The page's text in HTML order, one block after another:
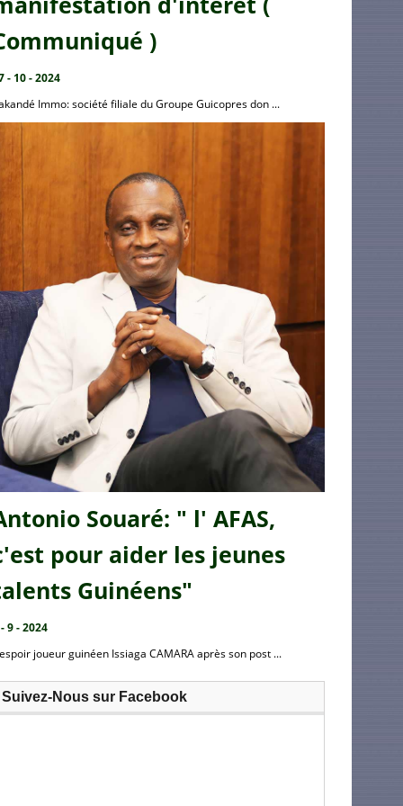
)
- 10 - 2024
Immo: société filiale du Groupe Guicopres don ...
Souaré: " l' AFAS,
pour aider les jeunes
Guinéens"
9 - 2024
joueur guinéen Issiaga CAMARA après son post ...
Suivez-Nous sur Facebook